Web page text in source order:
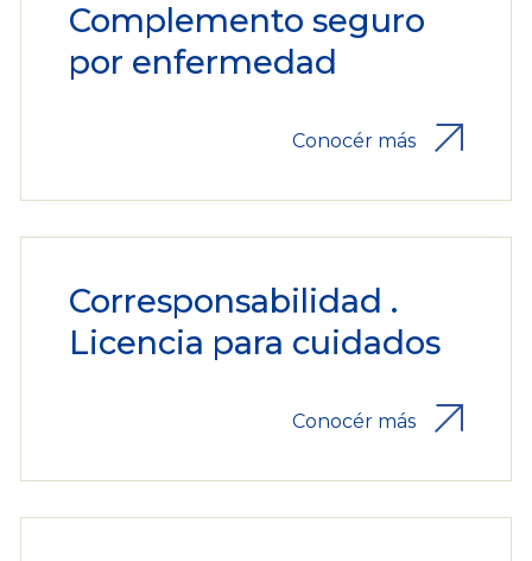
Complemento seguro
por enfermedad
Conocér más
Corresponsabilidad .
Licencia para cuidados
Conocér más